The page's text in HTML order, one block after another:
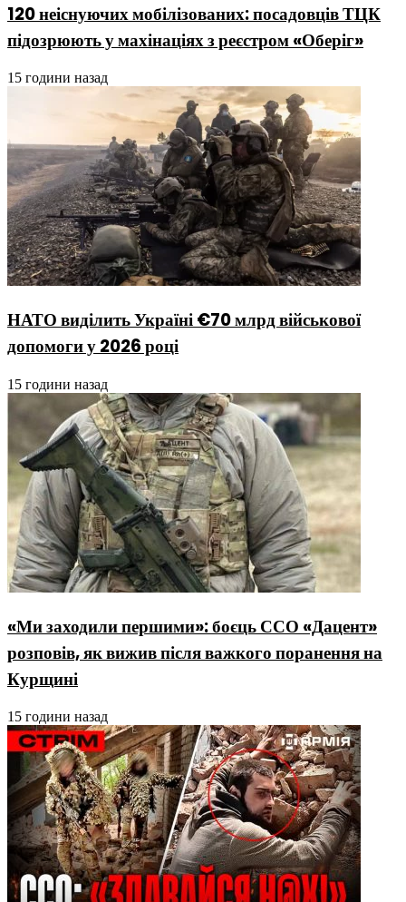
120 неіснуючих мобілізованих: посадовців ТЦК
підозрюють у махінаціях з реєстром «Оберіг»
15 години назад
НАТО виділить Україні €70 млрд військової
допомоги у 2026 році
15 години назад
«Ми заходили першими»: боєць ССО «Дацент»
розповів, як вижив після важкого поранення на
Курщині
15 години назад